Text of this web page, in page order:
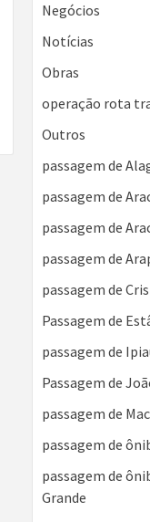
Negócios
Notícias
Obras
operação rota
Outros
passagem de
passagem de
passagem de
passagem de
passagem de
Passagem de
passagem de
Passagem de
passagem de
passagem de
passagem de
Grande